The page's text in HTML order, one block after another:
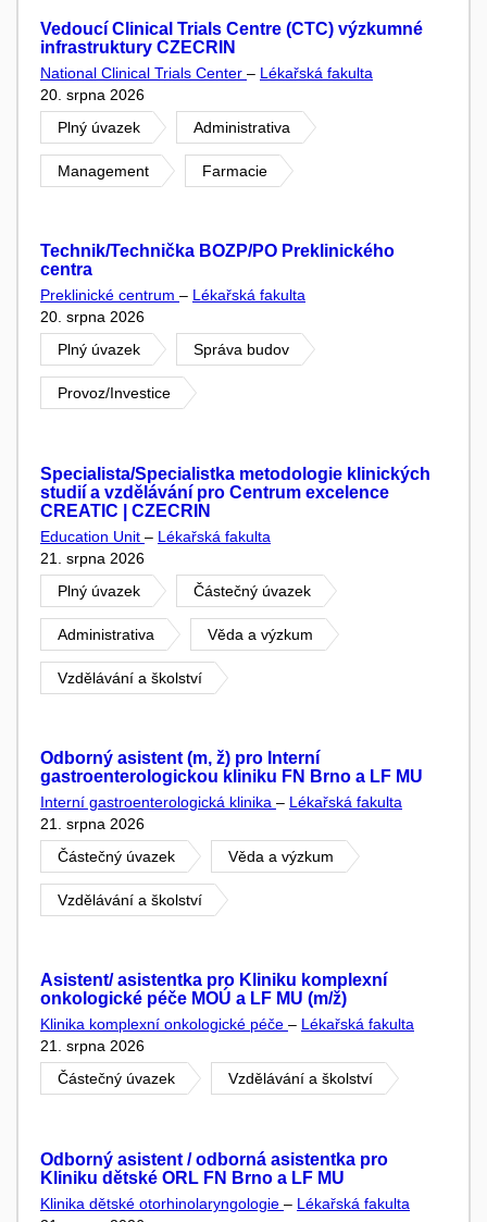
Vedoucí Clinical Trials Centre (CTC) výzkumné
infrastruktury CZECRIN
National Clinical Trials Center – Lékařská fakulta
20. srpna 2026
Plný úvazek
Administrativa
Management Farmacie
Technik/Technička BOZP/PO Preklinického
centra
Preklinické centrum – Lékařská fakulta
20. srpna 2026
Plný úvazek
Správa budov
Provoz/Investice
Specialista/Specialistka metodologie klinických
studií a vzdělávání pro Centrum excelence
CREATIC | CZECRIN
Education Unit – Lékařská fakulta
21. srpna 2026
Plný úvazek
Částečný úvazek
Administrativa Věda a výzkum
Vzdělávání a školství
Odborný asistent (m, ž) pro Interní
gastroenterologickou kliniku FN Brno a LF MU
Interní gastroenterologická klinika – Lékařská fakulta
21. srpna 2026
Částečný úvazek
Věda a výzkum
Vzdělávání a školství
Asistent/ asistentka pro Kliniku komplexní
onkologické péče MOÚ a LF MU (m/ž)
Klinika komplexní onkologické péče – Lékařská fakulta
21. srpna 2026
Částečný úvazek
Vzdělávání a školství
Odborný asistent / odborná asistentka pro
Kliniku dětské ORL FN Brno a LF MU
Klinika dětské otorhinolaryngologie – Lékařská fakulta